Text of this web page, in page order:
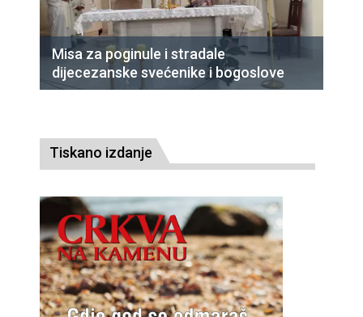
Misa za poginule i stradale
dijecezanske svećenike i bogoslove
Tiskano izdanje